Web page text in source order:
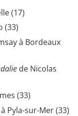
(17)
(33)
à Bordeaux
de Nicolas
(33)
Pyla-sur-Mer (33)